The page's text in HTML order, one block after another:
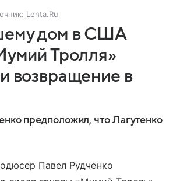
Lenta.Ru
дом в США
Тролля»
возвращение в
предположил, что Лагутенко
Павел Рудченко